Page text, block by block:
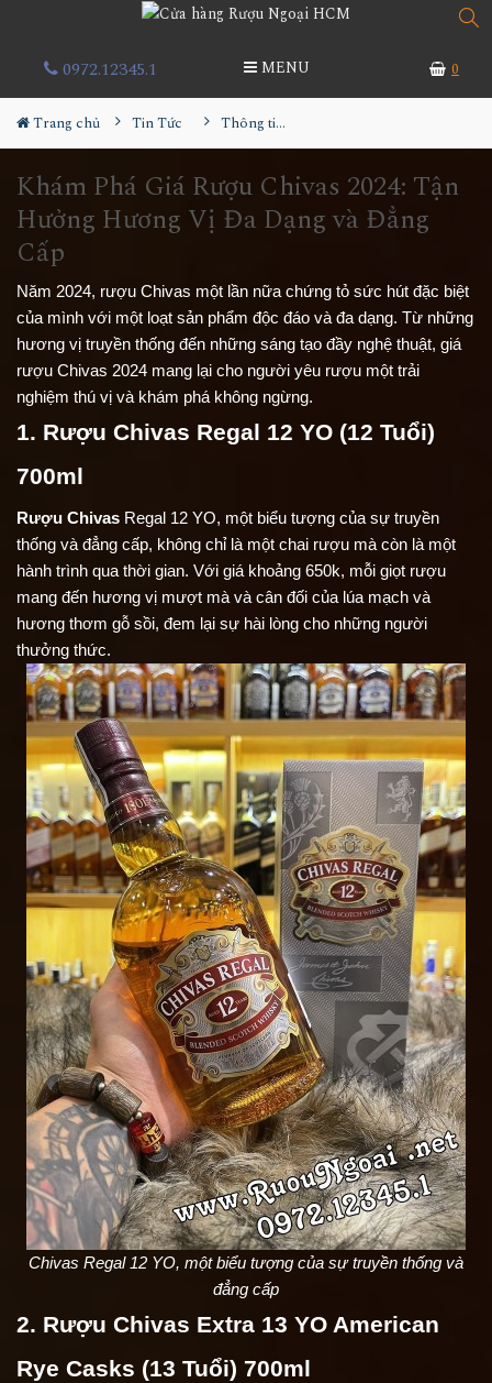
0972.12345.1 MENU 0
Trang chủ Tin Tức Thông tin Rượu ngoại
Khám Phá Giá Rượu Chivas 2024: Tận
Hưởng Hương Vị Đa Dạng và Đẳng
Cấp
Năm 2024, rượu Chivas một lần nữa chứng tỏ sức hút đặc biệt
của mình với một loạt sản phẩm độc đáo và đa dạng. Từ những
hương vị truyền thống đến những sáng tạo đầy nghệ thuật, giá
rượu Chivas 2024 mang lại cho người yêu rượu một trải
nghiệm thú vị và khám phá không ngừng.
1. Rượu Chivas Regal 12 YO (12 Tuổi)
700ml
Rượu Chivas Regal 12 YO, một biểu tượng của sự truyền
thống và đẳng cấp, không chỉ là một chai rượu mà còn là một
hành trình qua thời gian. Với giá khoảng 650k, mỗi giọt rượu
mang đến hương vị mượt mà và cân đối của lúa mạch và
hương thơm gỗ sồi, đem lại sự hài lòng cho những người
thưởng thức.
Chivas Regal 12 YO, một biểu tượng của sự truyền thống và
đẳng cấp
2. Rượu Chivas Extra 13 YO American
Rye Casks (13 Tuổi) 700ml